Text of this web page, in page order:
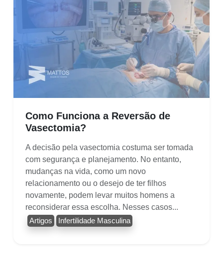
Como Funciona a Reversão de
Vasectomia?
A decisão pela vasectomia costuma ser tomada
com segurança e planejamento. No entanto,
mudanças na vida, como um novo
relacionamento ou o desejo de ter filhos
novamente, podem levar muitos homens a
reconsiderar essa escolha. Nesses casos...
Artigos Infertilidade Masculina